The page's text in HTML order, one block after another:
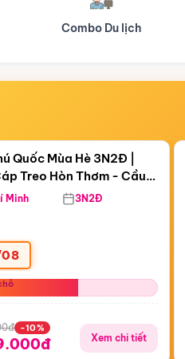
Tour Doanh Nghiệp
19:19:07
Treo Hòn Thơm
Quốc Mùa Hè 3N2Đ |
Treo Hòn Thơm - Cầu
Viên Nước Aquatopia
Minh 3N2Đ
-10%
Xem chi tiết